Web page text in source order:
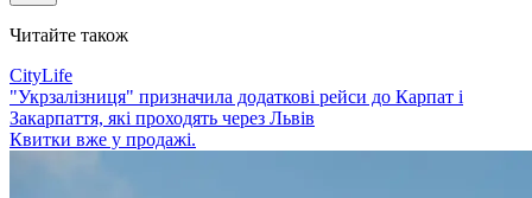
Читайте також
CityLife
"Укрзалізниця" призначила додаткові рейси до Карпат і
Закарпаття, які проходять через Львів
Квитки вже у продажі.